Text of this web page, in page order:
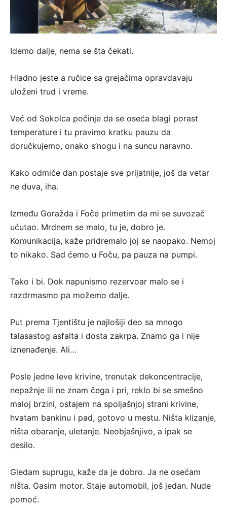
Idemo dalje, nema se šta čekati.
Hladno jeste a ručice sa grejačima opravdavaju
uloženi trud i vreme.
Već od Sokolca počinje da se oseća blagi porast
temperature i tu pravimo kratku pauzu da
doručkujemo, onako s’nogu i na suncu naravno.
Kako odmiče dan postaje sve prijatnije, još da vetar
ne duva, iha.
Između Goražda i Foče primetim da mi se suvozač
ućutao. Mrdnem se malo, tu je, dobro je.
Komunikacija, kaže pridremalo joj se naopako. Nemoj
to nikako. Sad ćemo u Foču, pa pauza na pumpi.
Tako i bi. Dok napunismo rezervoar malo se i
razdrmasmo pa možemo dalje.
Put prema Tjentištu je najlošiji deo sa mnogo
talasastog asfalta i dosta zakrpa. Znamo ga i nije
iznenađenje. Ali…
Posle jedne leve krivine, trenutak dekoncentracije,
nepažnje ili ne znam čega i pri, reklo bi se smešno
maloj brzini, ostajem na spoljašnjoj strani krivine,
hvatam bankinu i pad, gotovo u mestu. Ništa klizanje,
ništa obaranje, uletanje. Neobjašnjivo, a ipak se
desilo.
Gledam suprugu, kaže da je dobro. Ja ne osećam
ništa. Gasim motor. Staje automobil, još jedan. Nude
pomoć.